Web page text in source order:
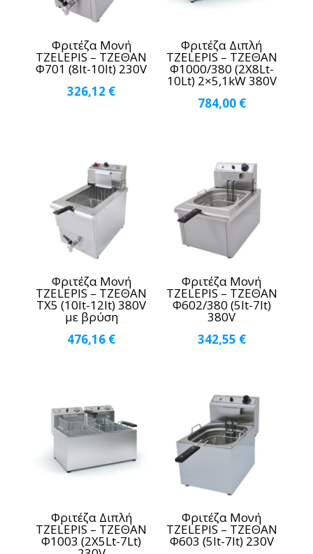
Φριτέζα Μονή
TZELEPIS – ΤΖΕΘΑΝ
Φ701 (8lt-10lt) 230V
326,12 €
Φριτέζα Διπλή
TZELEPIS – ΤΖΕΘΑΝ
Φ1000/380 (2Χ8Lt-
10Lt) 2×5,1kW 380V
784,00 €
Φριτέζα Μονή
TZELEPIS – ΤΖΕΘΑΝ
TX5 (10lt-12lt) 380V
με βρύση
476,16 €
Φριτέζα Μονή
TZELEPIS – ΤΖΕΘΑΝ
Φ602/380 (5lt-7lt)
380V
342,55 €
Φριτέζα Διπλή
TZELEPIS – ΤΖΕΘΑΝ
Φ1003 (2Χ5Lt-7Lt)
Φριτέζα Μονή
TZELEPIS – ΤΖΕΘΑΝ
Φ603 (5lt-7lt) 230V